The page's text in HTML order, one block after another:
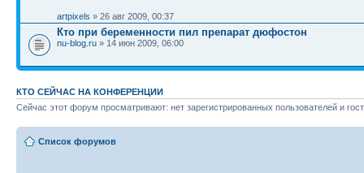
artpixels » 26 авг 2009, 00:37
Кто при беременности пил препарат дюфостон
nu-blog.ru » 14 июн 2009, 06:00
КТО СЕЙЧАС НА КОНФЕРЕНЦИИ
Сейчас этот форум просматривают: нет зарегистрированных пользователей и
Список форумов